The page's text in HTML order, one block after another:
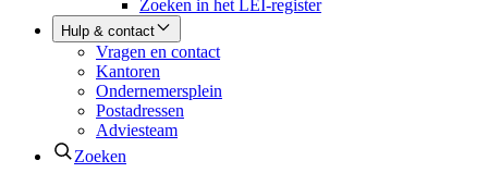
Zoeken in het LEI-register
Hulp & contact
Vragen en contact
Kantoren
Ondernemersplein
Postadressen
Adviesteam
Zoeken